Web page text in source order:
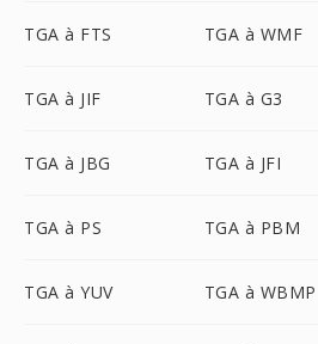
TGA à FTS TGA à WMF
TGA à JIF TGA à G3
TGA à JBG TGA à JFI
TGA à PS TGA à PBM
TGA à YUV TGA à WBMP